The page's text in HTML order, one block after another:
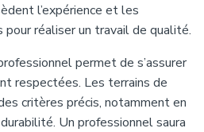
l’expérience et les
pour réaliser un travail de qualité.
permet de s’assurer
respectées. Les terrains de
critères précis, notamment en
Un professionnel saura